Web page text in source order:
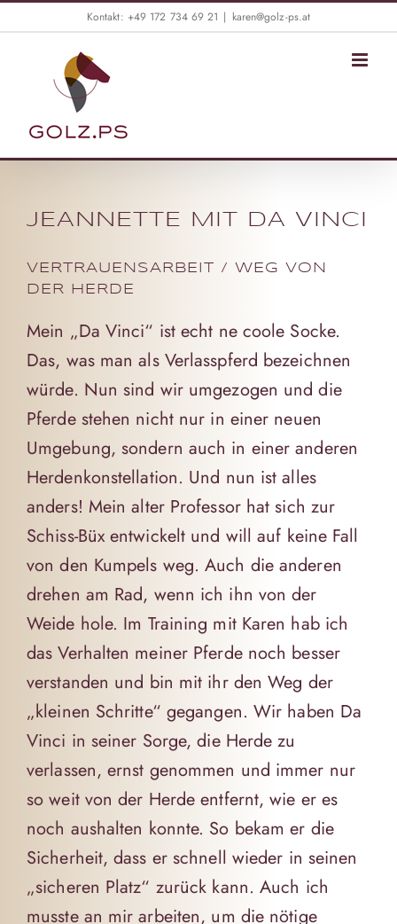
content
Kontakt: +49 172 734 69 21 | karen@golz-ps.at
JEANNETTE MIT DA VINCI
VERTRAUENSARBEIT / WEG VON
DER HERDE
Mein „Da Vinci“ ist echt ne coole Socke.
Das, was man als Verlasspferd bezeichnen
würde. Nun sind wir umgezogen und die
Pferde stehen nicht nur in einer neuen
Umgebung, sondern auch in einer anderen
Herdenkonstellation. Und nun ist alles
anders! Mein alter Professor hat sich zur
Schiss-Büx entwickelt und will auf keine Fall
von den Kumpels weg. Auch die anderen
drehen am Rad, wenn ich ihn von der
Weide hole. Im Training mit Karen hab ich
das Verhalten meiner Pferde noch besser
verstanden und bin mit ihr den Weg der
„kleinen Schritte“ gegangen. Wir haben Da
Vinci in seiner Sorge, die Herde zu
verlassen, ernst genommen und immer nur
so weit von der Herde entfernt, wie er es
noch aushalten konnte. So bekam er die
Sicherheit, dass er schnell wieder in seinen
„sicheren Platz“ zurück kann. Auch ich
musste an mir arbeiten, um die nötige